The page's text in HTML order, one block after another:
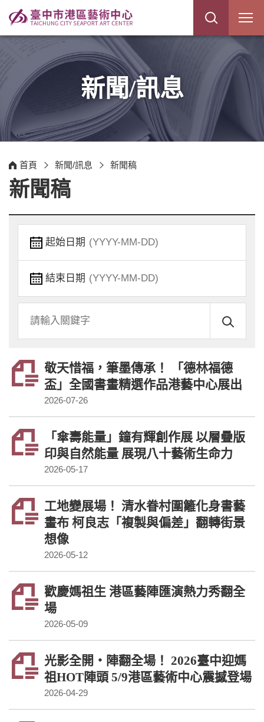
網
站
新聞/訊息
首頁 新聞/訊息 新聞稿
新聞稿
起始日期
結束日期
關
敬天惜福，筆墨傳承！ 「德林福德
盃」全國書畫精選作品港藝中心展出
2026-07-26
「傘壽能量」鐘有輝創作展 以層疊版
印與自然能量 展現八十藝術生命力
2026-05-17
工地變展場！ 清水眷村圍籬化身書藝
畫布 柯良志「複製與偏差」翻轉街景
想像
2026-05-12
歡慶媽祖生 港區藝陣匯演熱力秀翻全
場
2026-05-09
光影全開・陣翻全場！ 2026臺中迎媽
祖HOT陣頭 5/9港區藝術中心震撼登場
2026-04-29